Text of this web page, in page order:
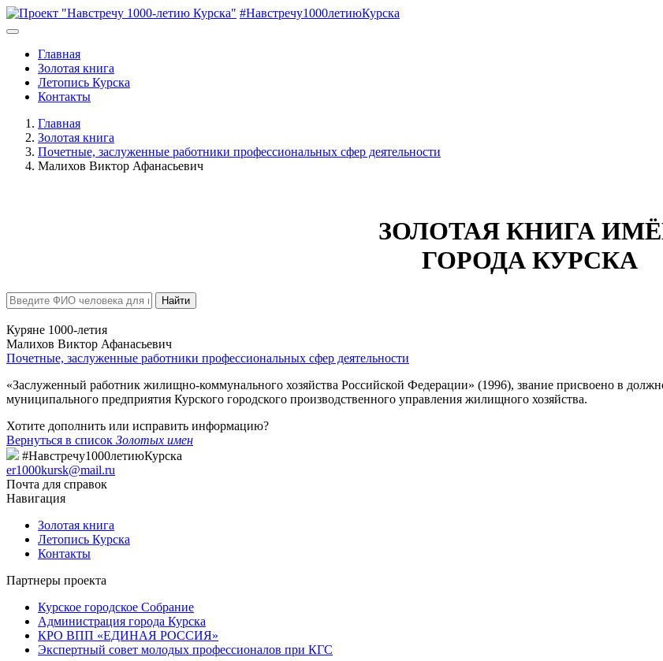
#Навстречу1000летиюКурска
Главная
Золотая книга
Летопись Курска
Контакты
Главная
Золотая книга
Почетные, заслуженные работники профессиональных сфер деятельности
Малихов Виктор Афанасьевич
ЗОЛОТАЯ КНИГА
ГОРОДА КУРСКА
Найти
Куряне 1000-летия
Малихов Виктор Афанасьевич
Почетные, заслуженные работники профессиональных сфер деятельности
«Заслуженный работник жилищно-коммунального хозяйства Российской Федерации» (1996), звание присвоено в
муниципального предприятия Курского городского производственного управления жилищного хозяйства.
Хотите дополнить или исправить информацию?
Вернуться в список Золотых имен
#Навстречу1000летиюКурска
er1000kursk@mail.ru
Почта для справок
Навигация
Золотая книга
Летопись Курска
Контакты
Партнеры проекта
Курское городское Собрание
Администрация города Курска
КРО ВПП «ЕДИНАЯ РОССИЯ»
Экспертный совет молодых профессионалов при КГС